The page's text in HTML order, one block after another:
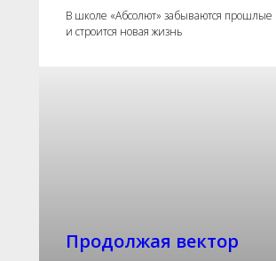
В школе «Абсолют» забываются прошлые
и строится новая жизнь
Продолжая вектор